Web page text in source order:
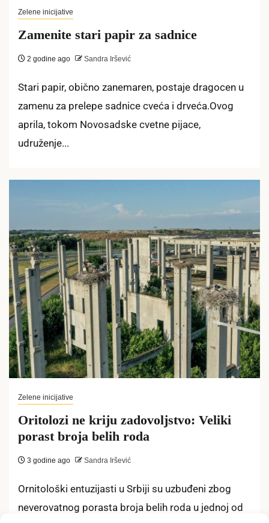
Zelene inicijative
Zamenite stari papir za sadnice
2 godine ago Sandra Iršević
Stari papir, obično zanemaren, postaje dragocen u
zamenu za prelepe sadnice cveća i drveća.Ovog
aprila, tokom Novosadske cvetne pijace,
udruženje...
Zelene inicijative
Oritolozi ne kriju zadovoljstvo: Veliki
porast broja belih roda
3 godine ago Sandra Iršević
Ornitološki entuzijasti u Srbiji su uzbuđeni zbog
neverovatnog porasta broja belih roda u jednoj od